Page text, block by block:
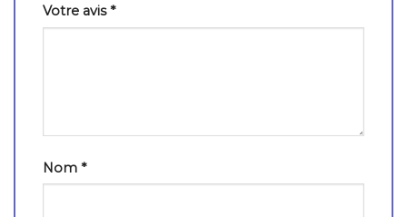
Votre avis*
Nom *